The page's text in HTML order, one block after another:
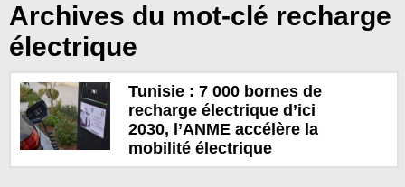
Archives du mot-clé recharge
électrique
Tunisie : 7 000 bornes de
recharge électrique d’ici
2030, l’ANME accélère la
mobilité électrique